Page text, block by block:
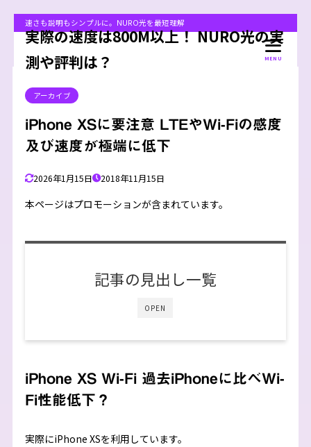
速さも説明もシンプルに。NURO光を最短理解
実際の速度は800M以上！ NURO光の実
測や評判は？
MENU
アーカイブ
iPhone XSに要注意 LTEやWi-Fiの感度
及び速度が極端に低下
2026年1月15日 2018年11月15日
本ページはプロモーションが含まれています。
OPEN
記事の見出し一覧
iPhone XS Wi-Fi 過去iPhoneに比べWi-
Fi性能低下？
実際にiPhone XSを利用しています。